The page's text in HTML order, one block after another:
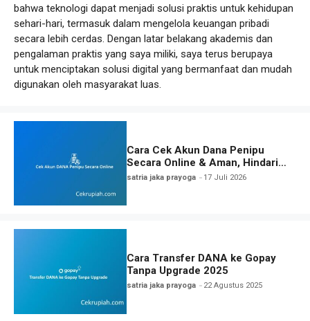
bahwa teknologi dapat menjadi solusi praktis untuk kehidupan
sehari-hari, termasuk dalam mengelola keuangan pribadi
secara lebih cerdas. Dengan latar belakang akademis dan
pengalaman praktis yang saya miliki, saya terus berupaya
untuk menciptakan solusi digital yang bermanfaat dan mudah
digunakan oleh masyarakat luas.
Cara Cek Akun Dana Penipu
Secara Online & Aman, Hindari
Modus Penipuan 2026
satria jaka prayoga 17 Juli 2026
Cara Transfer DANA ke Gopay
Tanpa Upgrade 2025
satria jaka prayoga 22 Agustus 2025